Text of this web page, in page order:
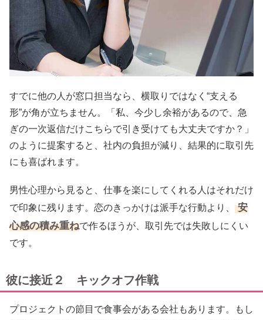
すでに他の人が窓口担当なら、横取りではなく“支える
形”が角が立ちません。「私、今少し余裕があるので、急
ぎの一次返信だけこちらで引き受けても大丈夫ですか？」
のように提案すると、社内の負担が減り、結果的に取引先
にも喜ばれます。
男性心理から見ると、仕事を楽にしてくれる人はそれだけ
で印象に残ります。恋のきっかけは派手な行動より、
安
心感の積み重ねで作るほうが、取引先では失敗しにくい
です。
彼に接近２ キックオフ作戦
プロジェクトの節目で食事会がある会社もあります。もし